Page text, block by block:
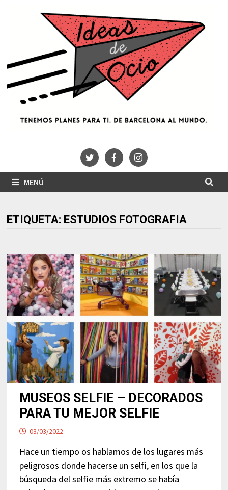
MENÚ
ETIQUETA: ESTUDIOS FOTOGRAFIA
MUSEOS SELFIE – DECORADOS
PARA TU MEJOR SELFIE
03/03/2022
Hace un tiempo os hablamos de los lugares más
peligrosos donde hacerse un selfi, en los que la
búsqueda del selfie más extremo se había